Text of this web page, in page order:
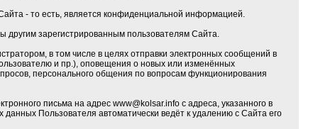
- то есть, является конфиденциальной информацией.
другим зарегистрированным пользователям Сайта.
в том числе в целях отправки электронных сообщений в
и пр.), оповещения о новых или изменённых
персонального общения по вопросам функционирования
письма на адрес www@kolsar.infoс адреса, указанного в
Пользователя автоматически ведёт к удалению с Сайта его